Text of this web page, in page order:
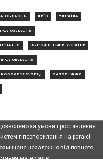
ОБЛАСТЬ КИЇВ УКРАЇНА
ОБЛАСТЬ
ЗБРОЙНІ СИЛИ УКРАЇНИ
ОБЛАСТЬ
ЗАПОРІЖЖЯ
за умови проставлення
гіперпосилання на paralel-
незалежно від повного
матеріалів.